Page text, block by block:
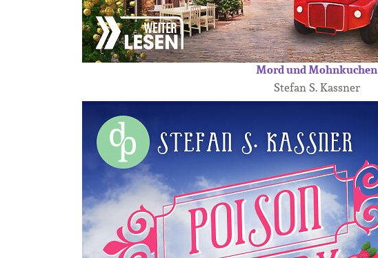
Mord und Mohnkuchen
Stefan S. Kassner